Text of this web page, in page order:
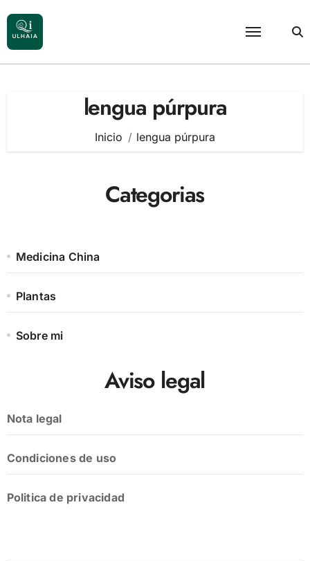
al
contenido
lengua púrpura
Inicio lengua púrpura
Categorias
Medicina China
Plantas
Sobre mi
Aviso legal
Nota legal
Condiciones de uso
Politica de privacidad